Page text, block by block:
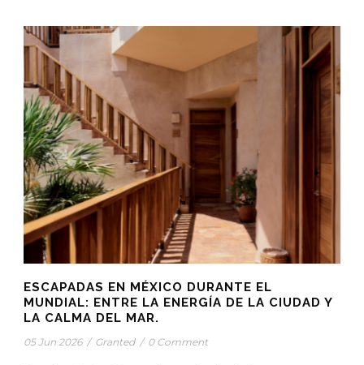
ESCAPADAS EN MÉXICO DURANTE EL
MUNDIAL: ENTRE LA ENERGÍA DE LA CIUDAD Y
LA CALMA DEL MAR.
05 Jun 2026 / Granted / 0 Comment